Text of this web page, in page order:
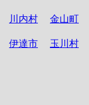
川内村 金山町
伊達市 玉川村